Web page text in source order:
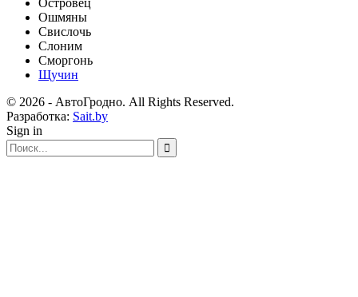
Ошмяны
Свислочь
Слоним
Сморгонь
Щучин
© 2026 - АвтоГродно. All Rights Reserved.
Разработка: Sait.by
Sign in